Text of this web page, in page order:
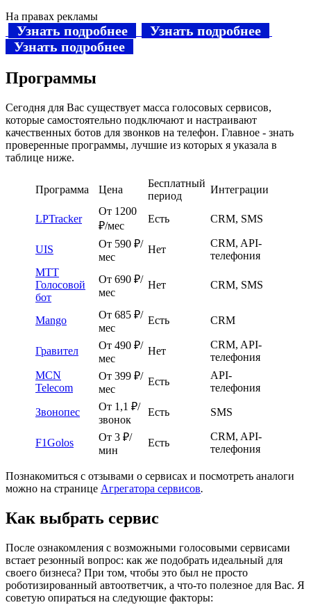
На правах рекламы
Узнать подробнее
Узнать подробнее
Узнать подробнее
Программы
Сегодня для Вас существует масса голосовых сервисов,
которые самостоятельно подключают и настраивают
качественных ботов для звонков на телефон. Главное - знать
проверенные программы, лучшие из которых я указала в
таблице ниже.
Программа Цена
Бесплатный
период
Интеграции
LPTracker
От 1200
₽/мес
Есть CRM, SMS
UIS
От 590 ₽/
мес
Нет
CRM, API-
телефония
МТТ
Голосовой
бот
От 690 ₽/
мес
Нет CRM, SMS
Mango
От 685 ₽/
мес
Есть CRM
Гравител
От 490 ₽/
мес
Нет
CRM, API-
телефония
MCN
Telecom
От 399 ₽/
мес
Есть
API-
телефония
Звонопес
От 1,1 ₽/
звонок
Есть SMS
F1Golos
От 3 ₽/
мин
Есть
CRM, API-
телефония
Познакомиться с отзывами о сервисах и посмотреть аналоги
можно на странице Агрегатора сервисов.
Как выбрать сервис
После ознакомления с возможными голосовыми сервисами
встает резонный вопрос: как же подобрать идеальный для
своего бизнеса? При том, чтобы это был не просто
роботизированный автоответчик, а что-то полезное для Вас. Я
советую опираться на следующие факторы: